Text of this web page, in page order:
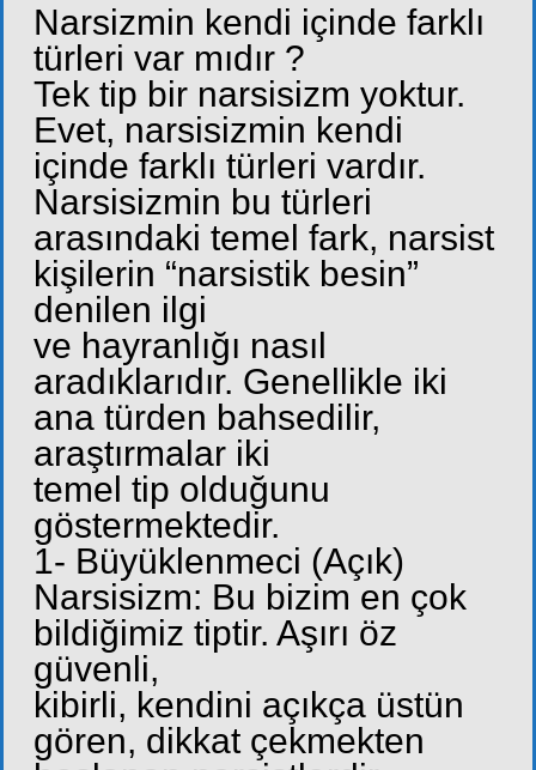
Narsizmin kendi içinde farklı
türleri var mıdır ?
Tek tip bir narsisizm yoktur.
Evet, narsisizmin kendi
içinde farklı türleri vardır.
Narsisizmin bu türleri
arasındaki temel fark, narsist
kişilerin “narsistik besin”
denilen ilgi
ve hayranlığı nasıl
aradıklarıdır. Genellikle iki
ana türden bahsedilir,
araştırmalar iki
temel tip olduğunu
göstermektedir.
1- Büyüklenmeci (Açık)
Narsisizm: Bu bizim en çok
bildiğimiz tiptir. Aşırı öz
güvenli,
kibirli, kendini açıkça üstün
gören, dikkat çekmekten